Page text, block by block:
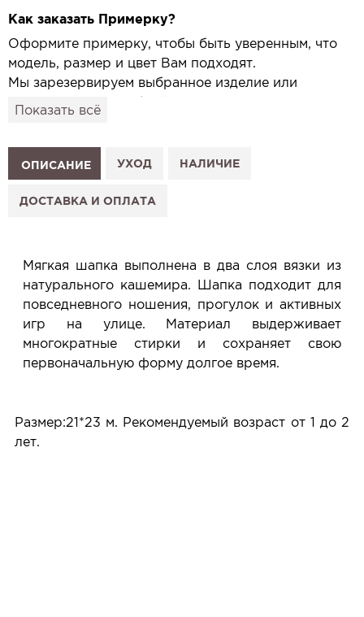
Как заказать Примерку?
Оформите примерку, чтобы быть уверенным, что
модель, размер и цвет Вам подходят.
Мы зарезервируем выбранное изделие или
привезём его в удобный для вас салон и
1. Выберите изделие на сайте.
2. Нажмите «Заказать примерку» и выберите салон.
3. Заполните форму и отправьте заявку.
Услуга бесплатная и ни к чему не обязывает: Вы
примеряете в салоне и уже на месте решаете,
покупать или нет.
Планируйте визит в удобное для Вас время -
резерв действует 5 дней.
Показать всё
ОПИСАНИЕ УХОД НАЛИЧИЕ
ДОСТАВКА И ОПЛАТА
Мягкая шапка выполнена в два слоя вязки из
натурального кашемира. Шапка подходит для
повседневного ношения, прогулок и активных
игр на улице. Материал выдерживает
многократные стирки и сохраняет свою
первоначальную форму долгое время.
Размер:21*23 м. Рекомендуемый возраст от 1 до 2
лет.